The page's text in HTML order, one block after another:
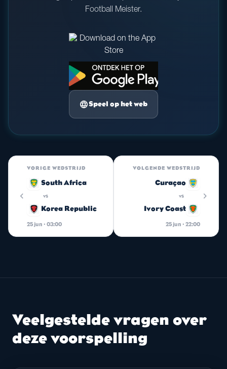
Football Meister.
languageSpeel op het web
chevron_left
VORIGE WEDSTRIJD
South Africa
vs
Korea Republic
25 jun · 03:00
VOLGENDE WEDSTRIJD
Curaçao
vs
Ivory Coast
25 jun · 22:00
chevron_right
Veelgestelde vragen over
deze voorspelling